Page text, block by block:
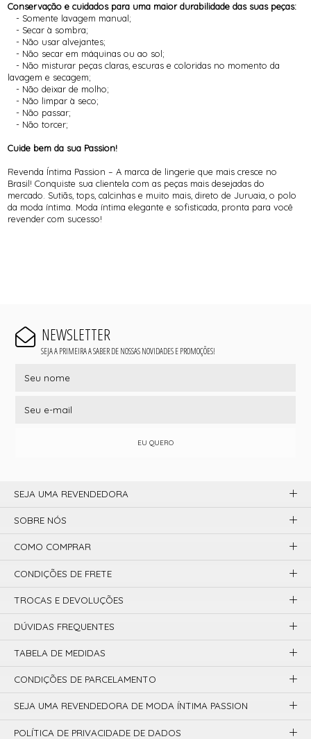
Conservação e cuidados para uma maior durabilidade das suas peças:
- Somente lavagem manual;
- Secar à sombra;
- Não usar alvejantes;
- Não secar em máquinas ou ao sol;
- Não misturar peças claras, escuras e coloridas no momento da
lavagem e secagem;
- Não deixar de molho;
- Não limpar à seco;
- Não passar;
- Não torcer;
Cuide bem da sua Passion!
Revenda Íntima Passion – A marca de lingerie que mais cresce no
Brasil! Conquiste sua clientela com as peças mais desejadas do
mercado. Sutiãs, tops, calcinhas e muito mais, direto de Juruaia, o polo
da moda íntima. Moda íntima elegante e sofisticada, pronta para você
revender com sucesso!
NEWSLETTER
SEJA A PRIMEIRA A SABER DE NOSSAS NOVIDADES E PROMOÇÕES!
EU QUERO
SEJA UMA REVENDEDORA
SOBRE NÓS
COMO COMPRAR
CONDIÇÕES DE FRETE
TROCAS E DEVOLUÇÕES
DÚVIDAS FREQUENTES
TABELA DE MEDIDAS
CONDIÇÕES DE PARCELAMENTO
SEJA UMA REVENDEDORA DE MODA ÍNTIMA PASSION
POLÍTICA DE PRIVACIDADE DE DADOS